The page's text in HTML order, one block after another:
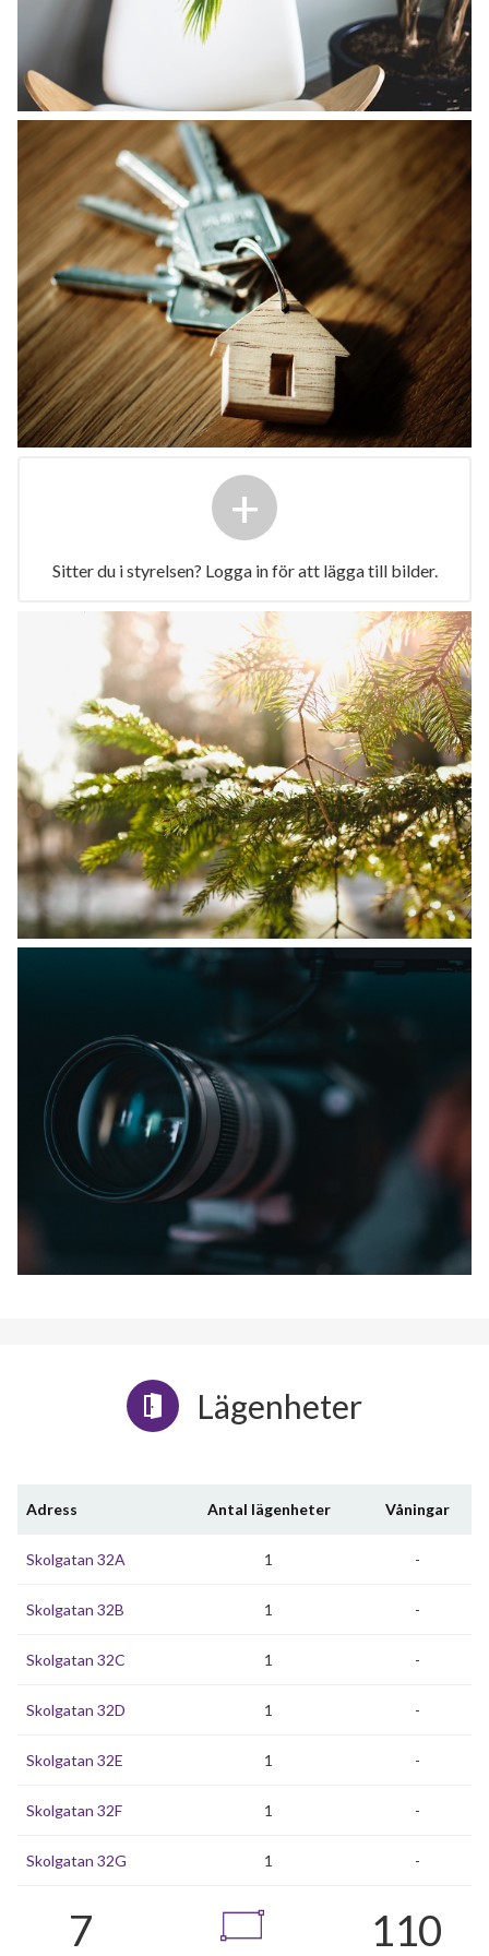
+
Sitter du i styrelsen? Logga in för att lägga till bilder.
Lägenheter
Adress Antal lägenheter Våningar
Skolgatan 32A 1 -
Skolgatan 32B 1 -
Skolgatan 32C 1 -
Skolgatan 32D 1 -
Skolgatan 32E 1 -
Skolgatan 32F 1 -
Skolgatan 32G 1 -